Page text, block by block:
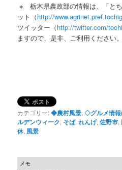
※ 栃木県農政部の情報は、「と
ット（http://
ツイッター（http://twitter.com/
ますので、是非、ご利用ください。
カテゴリー:◆農村風景,◇グルメ情報
ルデンウィーク, そば,れんげ,佐野市,
休, 風景
メモ